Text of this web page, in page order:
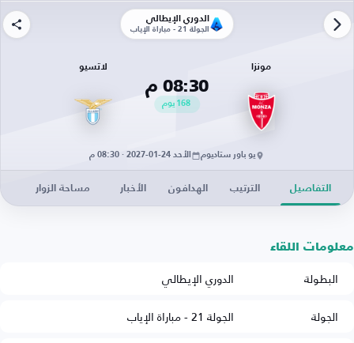
الدوري الإيطالي
الجولة 21 - مباراة الإياب
مونزا
08:30 م
168 يوم
لاتسيو
يو باور ستاديوم الأحد 24-01-2027 · 08:30 م
التفاصيل الترتيب الهدافون الأخبار مساحة الزوار
معلومات اللقاء
البطولة
الدوري الإيطالي
الجولة
الجولة 21 - مباراة الإياب